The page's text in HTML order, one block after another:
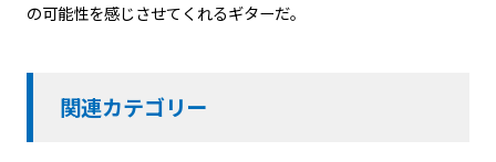
の可能性を感じさせてくれるギターだ。
関連カテゴリー